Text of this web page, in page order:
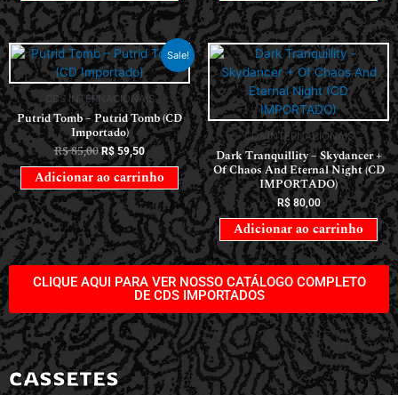
Sale!
CDS INTERNACIONAIS
Putrid Tomb – Putrid Tomb (CD
Importado)
R$85,00 R$59,50
Adicionar ao carrinho
CDS INTERNACIONAIS
Dark Tranquillity – Skydancer +
Of Chaos And Eternal Night (CD
IMPORTADO)
R$80,00
Adicionar ao carrinho
CLIQUE AQUI PARA VER NOSSO CATÁLOGO COMPLETO
DE CDS IMPORTADOS
CASSETES